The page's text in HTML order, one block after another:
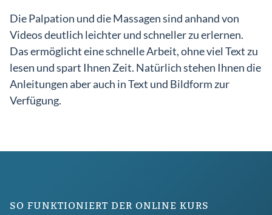
Die Palpation und die Massagen sind anhand von
Videos deutlich leichter und schneller zu erlernen.
Das ermöglicht eine schnelle Arbeit, ohne viel Text zu
lesen und spart Ihnen Zeit. Natürlich stehen Ihnen die
Anleitungen aber auch in Text und Bildform zur
Verfügung.
SO FUNKTIONIERT DER ONLINE KURS